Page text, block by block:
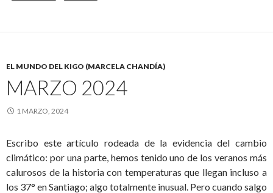
EL MUNDO DEL KIGO (MARCELA CHANDÍA)
MARZO 2024
1 MARZO, 2024
Escribo este artículo rodeada de la evidencia del cambio
climático: por una parte, hemos tenido uno de los veranos más
calurosos de la historia con temperaturas que llegan incluso a
los 37° en Santiago; algo totalmente inusual. Pero cuando salgo